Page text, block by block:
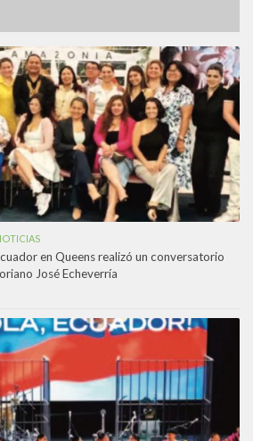
en Queens realizó un conversatorio
José Echeverría